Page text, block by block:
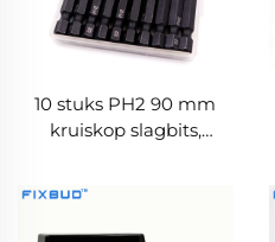
10 stuks PH2 90 mm
kruiskop slagbits,